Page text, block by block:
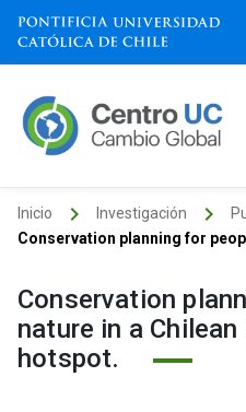
Inicio keyboard_arrow_right Investigación keyboard_arrow_right
Conservation planning for
Conservation
nature in a
hotspot.